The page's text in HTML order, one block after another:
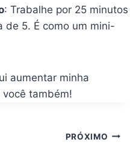
: Trabalhe por 25 minutos
de 5. É como um mini-
aumentar minha
também!
PRÓXIMO